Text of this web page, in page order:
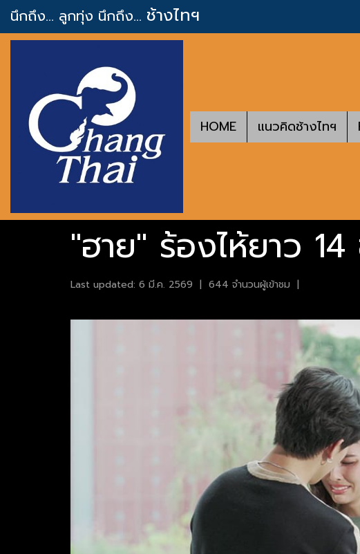
นึกถึง... ลูกทุ่ง นึกถึง... ช้างไทฯ
HOME แนวคิดช้างไทฯ
"ฮาย" ร้องไห้ยาว
Last updated: 6 มี.ค. 2569 | 644 จำนวนผู้เข้าชม |